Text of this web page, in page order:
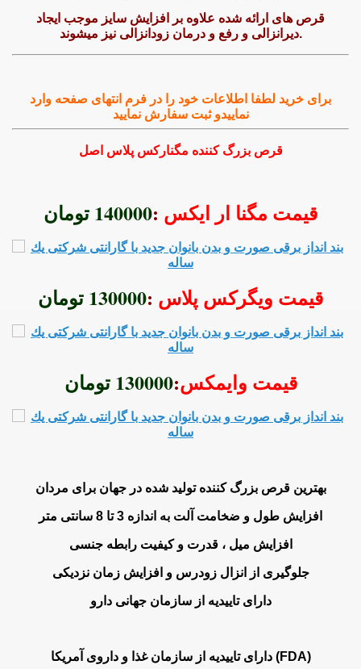
قرص های ارائه شده علاوه بر افزایش سایز موجب ایجاد
دیرانزالی و رفع و درمان زودانزالی نیز میشوند.
برای خرید لطفا اطلاعات خود را در فرم انتهای صفحه وارد
نماییدو ثبت سفارش نمایید
قرص بزرگ کننده مگنارکس پلاس اصل
قیمت مگنا ار ایکس :140000 تومان
قیمت ویگرکس پلاس :130000 تومان
قیمت وایمکس:130000 تومان
بهترین قرص بزرگ کننده تولید شده در جهان برای مردان
افزایش طول و ضخامت آلت به اندازه 3 تا 8 سانتی متر
افزایش میل ، قدرت و کیفیت رابطه جنسی
جلوگیری از انزال زودرس و افزایش زمان نزدیکی
دارای تاییدیه از سازمان جهانی دارو
دارای تاییدیه از سازمان غذا و داروی آمریکا (FDA)
=> راهکار براي درمان موثر کوتاهي آلات مردان | درمان
=> - چه جوري طول
=> افزايش سايز و طول الت مرداني |
=> بهترين
=> روشهاي مفيد
=> خريد جديدترين داروي ضمانتي بزرگ کننده آلت
=> خريد
=> فروش تضمين شده ي
=> بهترين دارو براي درمان موثر
=> – روش گياهي بزرگ کردن آلت مردونه مردان |
=> روش هاي طبيعي بزرگ کردن الت مرداني مرد و
=> راه هاي تضميني بزرگ شدن الت مرداني مردانه | روش
=> بهترين و جديدترين راه